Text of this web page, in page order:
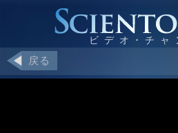
戻る